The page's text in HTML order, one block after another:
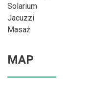
Solarium
Jacuzzi
Masaż
MAP